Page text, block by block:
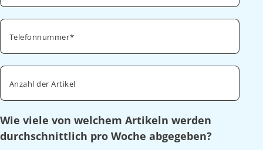
Telefonnummer
Anzahl der Artikel
Wie viele von welchem Artikeln werden
durchschnittlich pro Woche abgegeben?